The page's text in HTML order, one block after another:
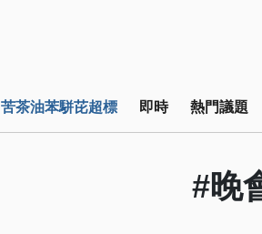
苦茶油苯駢芘超標 即時 熱門議題
#晚